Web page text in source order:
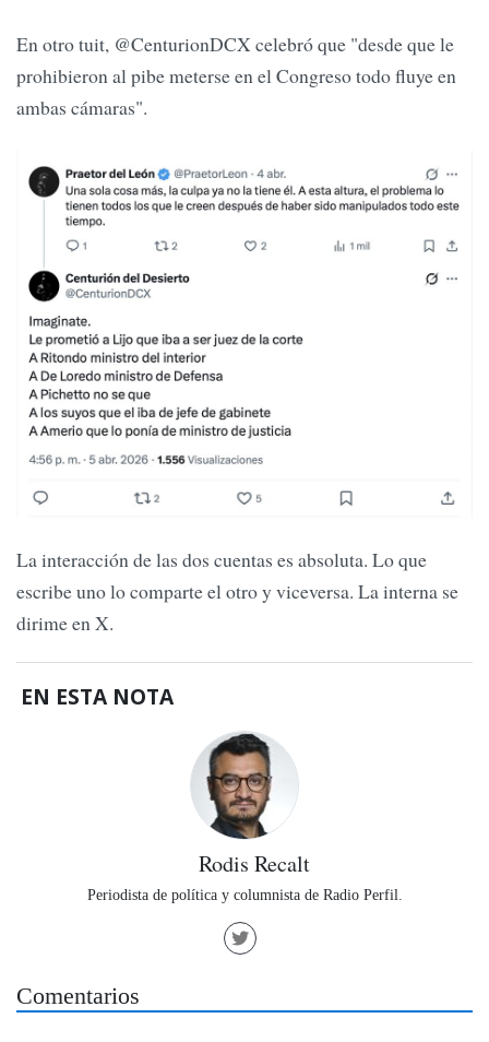
En otro tuit, @CenturionDCX celebró que "desde que le
prohibieron al pibe meterse en el Congreso todo fluye en
ambas cámaras".
La interacción de las dos cuentas es absoluta. Lo que
escribe uno lo comparte el otro y viceversa. La interna se
dirime en X.
EN ESTA NOTA
Rodis Recalt
Periodista de política y columnista de Radio Perfil.
Comentarios